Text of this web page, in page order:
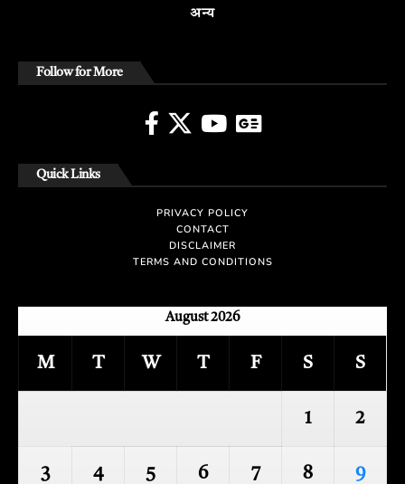
अन्य
Follow for More
Quick Links
PRIVACY POLICY
CONTACT
DISCLAIMER
TERMS AND CONDITIONS
August 2026
M T W T F S S
1 2
3 4 5 6 7 8 9